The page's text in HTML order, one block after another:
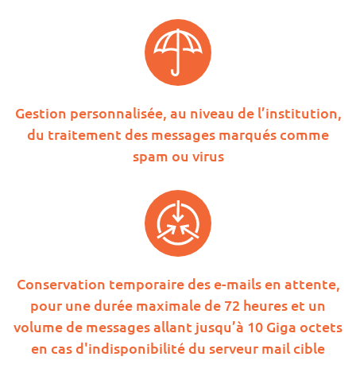
Gestion personnalisée, au niveau de l’institution,
du traitement des messages marqués comme
spam ou virus
Conservation temporaire des e-mails en attente,
pour une durée maximale de 72 heures et un
volume de messages allant jusqu’à 10 Giga octets
en cas d'indisponibilité du serveur mail cible